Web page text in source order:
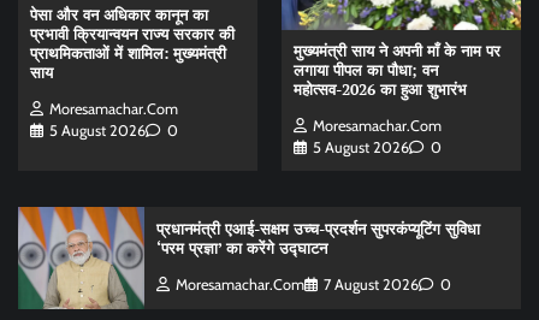
पेसा और वन अधिकार कानून का
प्रभावी क्रियान्वयन राज्य सरकार की
प्राथमिकताओं में शामिल: मुख्यमंत्री
साय
Moresamachar.com
5 August 2026
0
मुख्यमंत्री साय ने अपनी माँ के नाम पर
लगाया पीपल का पौधा; वन
महोत्सव-2026 का हुआ शुभारंभ
Moresamachar.com
5 August 2026
0
प्रधानमंत्री एआई-सक्षम उच्च-प्रदर्शन सुपरकंप्यूटिंग सुविधा
‘परम प्रज्ञा’ का करेंगे उद्घाटन
Moresamachar.com 7 August 2026 0